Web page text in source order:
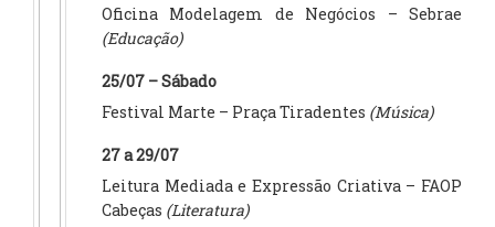
Oficina Modelagem de Negócios – Sebrae
(Educação)
25/07 – Sábado
Festival Marte – Praça Tiradentes (Música)
27 a 29/07
Leitura Mediada e Expressão Criativa – FAOP
Cabeças (Literatura)